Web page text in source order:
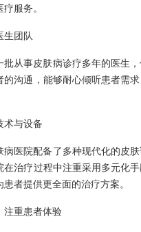
服务。
生团队
批从事皮肤病诊疗多年的医生
的沟通，能够耐心倾听患者需
术与设备
病医院配备了多种现代化的皮
在治疗过程中注重采用多元化
者提供更全面的治疗方案。
注重患者体验